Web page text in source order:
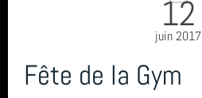
12
juin 2017
Fête de la Gym